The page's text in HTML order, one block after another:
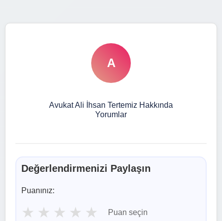
A
Avukat Ali İhsan Tertemiz Hakkında
Yorumlar
Değerlendirmenizi Paylaşın
Puanınız:
★ ★ ★ ★ ★ Puan seçin